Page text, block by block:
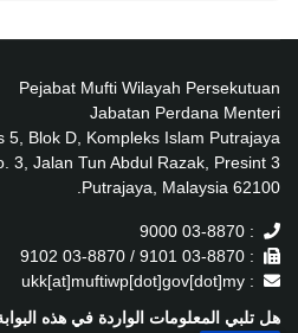
Pejabat Mufti Wilayah Persekutuan
Jabatan Perdana Menteri
5, Blok D, Kompleks Islam Putrajaya
3, Jalan Tun Abdul Razak, Presint 3
62100 Putrajaya, Malaysia.
: 03-8870 9000
: 03-8870 9101 / 03-8870 9102
: ukk[at]muftiwp[dot]gov[dot]my
هل تلبي المعلومات الواردة في هذه